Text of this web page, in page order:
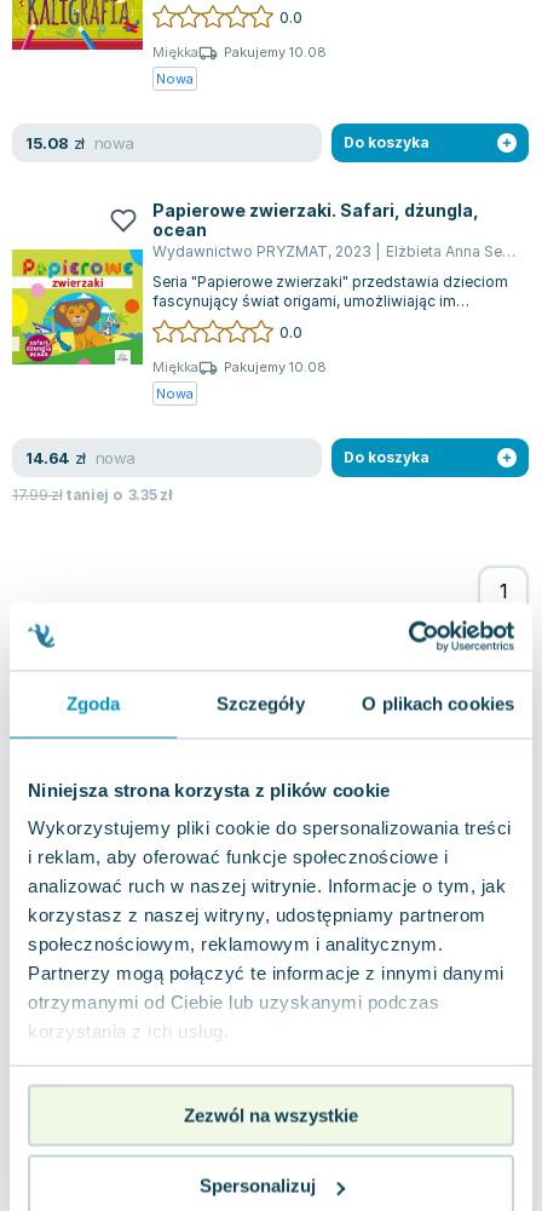
Zgoda Szczegóły O plikach cookies
Niniejsza strona korzysta z plików cookie
Wykorzystujemy pliki cookie do spersonalizowania treści
i reklam, aby oferować funkcje społecznościowe i
analizować ruch w naszej witrynie. Informacje o tym, jak
korzystasz z naszej witryny, udostępniamy partnerom
społecznościowym, reklamowym i analitycznym.
Partnerzy mogą połączyć te informacje z innymi danymi
otrzymanymi od Ciebie lub uzyskanymi podczas
korzystania z ich usług.
Zezwól na wszystkie
Spersonalizuj
Joseph Murphy
Jan Sztaudynger
Aleksander Puszkin
Małgorzata Ohme
Leszek Czarnecki
Joanna Racewicz
Maria Seweryn
Janina Zającówna
Eric Helms
Anna Prus (oprac.)
Nela Mała Reporterka
Barbara Wrzesińska
Terry Pratchett
Jacek Walkiewicz
rozwijaniu precyzyjnych ruchów dło...
0.0
Miękka
Pakujemy 10.08
Nowa
15.08 zł nowa Do koszyka
Papierowe zwierzaki. Safari, dżungla,
ocean
Wydawnictwo PRYZMAT, 2023 Elżbieta Anna Sekuła
Seria "Papierowe zwierzaki" przedstawia dzieciom
fascynujący świat origami, umożliwiając im
tworzenie różnorodnych zwierząt - zaró...
0.0
Miękka
Pakujemy 10.08
Nowa
14.64 zł nowa
17.99złtaniej o 3.35zł
Do koszyka